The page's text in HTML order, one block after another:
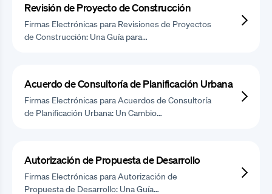
Revisión de Proyecto de Construcción
Firmas Electrónicas para Revisiones de Proyectos
de Construcción: Una Guía para…
Acuerdo de Consultoría de Planificación Urbana
Firmas Electrónicas para Acuerdos de Consultoría
de Planificación Urbana: Un Cambio…
Autorización de Propuesta de Desarrollo
Firmas Electrónicas para Autorización de
Propuesta de Desarrollo: Una Guía…